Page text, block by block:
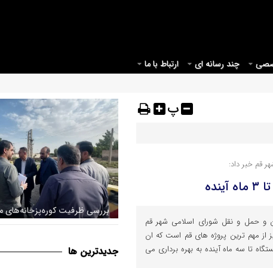
چند رسانه ای ارتباط با ما
پ
قم خبر داد:
و حمل و نقل شورای اسلامی شهر قم
از مهم ترین پروژه های قم است که ان
تا سه ماه آینده به بهره برداری می
جديدترين ها